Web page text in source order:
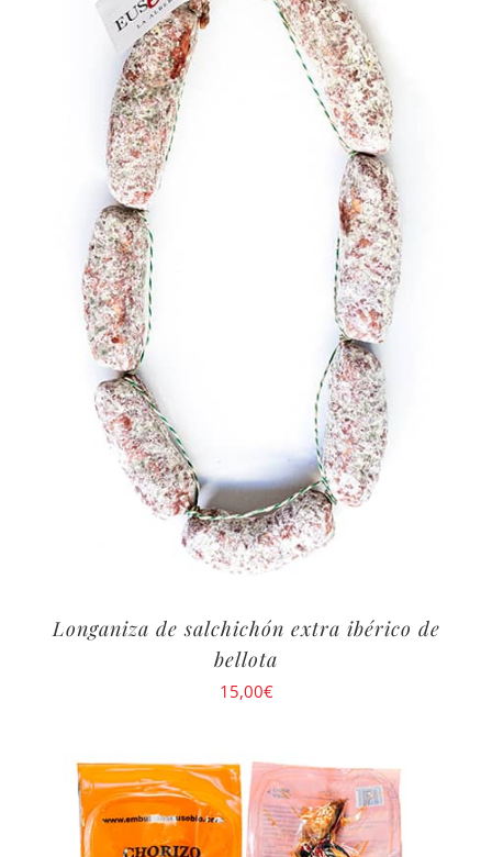
Longaniza de salchichón extra ibérico de
bellota
15,00€